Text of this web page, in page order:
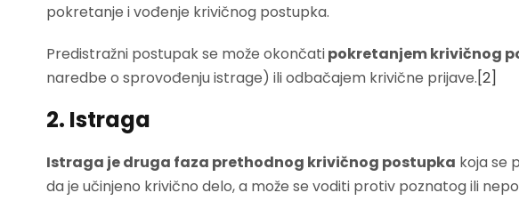
pokretanje i vođenje krivičnog postupka.
Predistražni postupak se može okončatipokretanjem krivičnog
naredbe o sprovođenju istrage) ili odbačajem krivične prijave.[2]
2. Istraga
Istraga je druga faza prethodnog krivičnog postupka koja se
da je učinjeno krivično delo, a može se voditi protiv poznatog ili